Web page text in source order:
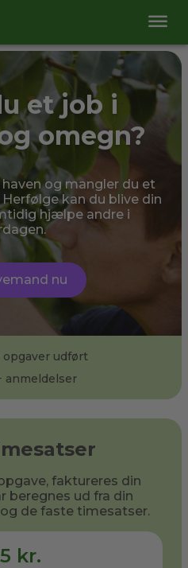
et job i
omegn?
og mangler du et
kan du blive din
hjælpe andre i
nu
opgaver udført
anmeldelser
faktureres din
beregnes ud fra din
de faste timesatser.
kr.